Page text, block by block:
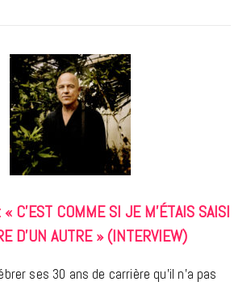
C’EST COMME SI JE M’ÉTAIS SAISI
D’UN AUTRE » (INTERVIEW)
ses 30 ans de carrière qu’il n’a pas